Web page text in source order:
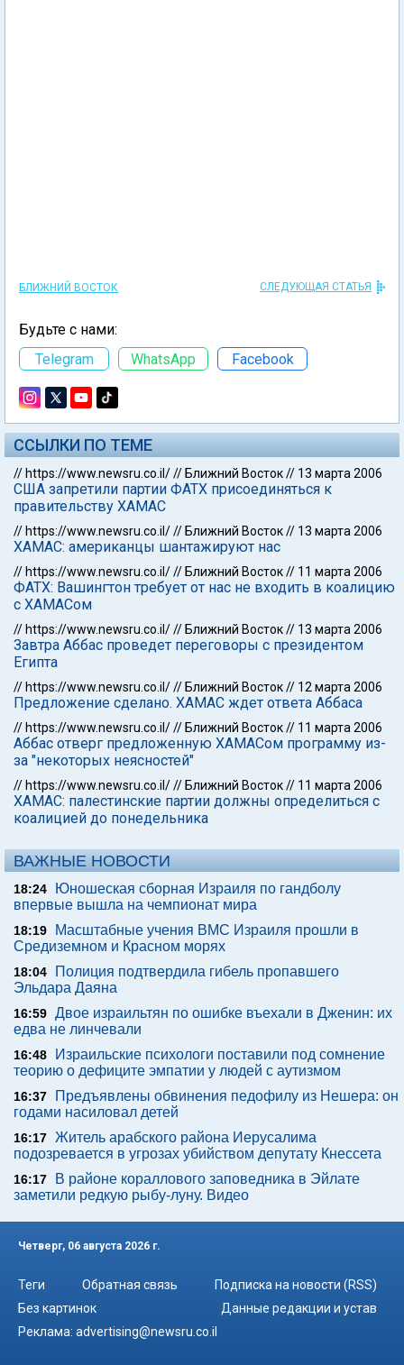
БЛИЖНИЙ ВОСТОК СЛЕДУЮЩАЯ СТАТЬЯ
Будьте с нами:
Telegram
WhatsApp Facebook
ССЫЛКИ ПО ТЕМЕ
// https://www.newsru.co.il/// Ближний Восток// 13 марта 2006
США запретили партии ФАТХ присоединяться к
правительству ХАМАС
// https://www.newsru.co.il/// Ближний Восток// 13 марта 2006
ХАМАС: американцы шантажируют нас
// https://www.newsru.co.il/// Ближний Восток// 11 марта 2006
ФАТХ: Вашингтон требует от нас не входить в коалицию
с ХАМАСом
// https://www.newsru.co.il/// Ближний Восток// 13 марта 2006
Завтра Аббас проведет переговоры с президентом
Египта
// https://www.newsru.co.il/// Ближний Восток// 12 марта 2006
Предложение сделано. ХАМАС ждет ответа Аббаса
// https://www.newsru.co.il/// Ближний Восток// 11 марта 2006
Аббас отверг предложенную ХАМАСом программу из-
за "некоторых неясностей"
// https://www.newsru.co.il/// Ближний Восток// 11 марта 2006
ХАМАС: палестинские партии должны определиться с
коалицией до понедельника
ВАЖНЫЕ НОВОСТИ
18:24
Юношеская сборная Израиля по гандболу
впервые вышла на чемпионат мира
18:19
Масштабные учения ВМС Израиля прошли в
Средиземном и Красном морях
18:04
Полиция подтвердила гибель пропавшего
Эльдара Даяна
16:59 Двое израильтян по ошибке въехали в Дженин: их
едва не линчевали
16:48
Израильские психологи поставили под сомнение
теорию о дефиците эмпатии у людей с аутизмом
16:37
Предъявлены обвинения педофилу из Нешера: он
годами насиловал детей
16:17 Житель арабского района Иерусалима
подозревается в угрозах убийством депутату Кнессета
16:17
В районе кораллового заповедника в Эйлате
заметили редкую рыбу-луну. Видео
Четверг, 06 августа 2026 г.
Теги Обратная связь
Подписка на новости (RSS)
Без картинок
Данные редакции и устав
Реклама: advertising@newsru.co.il